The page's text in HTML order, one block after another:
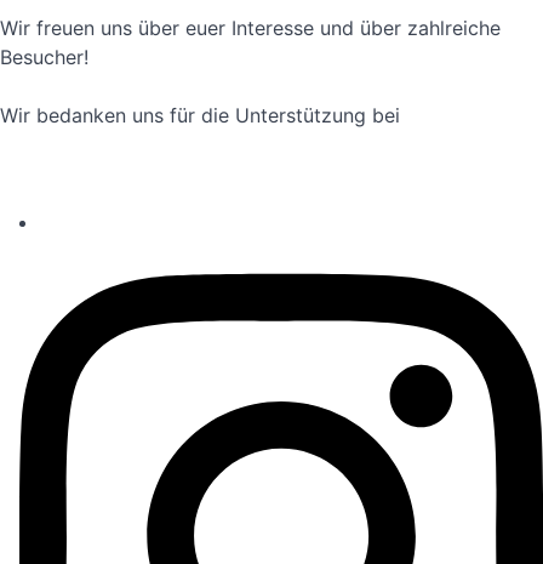
Wir freuen uns über euer Interesse und über zahlreiche
Besucher!
Wir bedanken uns für die Unterstützung bei